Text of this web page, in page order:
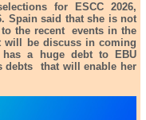
for ESCC 2026,
Spain said that she is not
the recent events in the
will be discuss in coming
has a huge debt to EBU
debts that will enable her